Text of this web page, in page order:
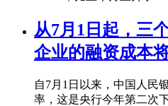
从7月1日起，三
企业的融资成本
自7月1日以来，中国人民
率，这是央行今年第二次